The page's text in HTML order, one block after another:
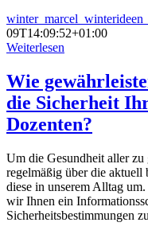
09T14:09:52+01:00
Weiterlesen
Wie
die Sicherheit
Dozenten?
Um die Gesundheit aller
regelmäßig über die aktuell
diese in unserem Alltag
wir Ihnen ein
Sicherheitsbestimmungen